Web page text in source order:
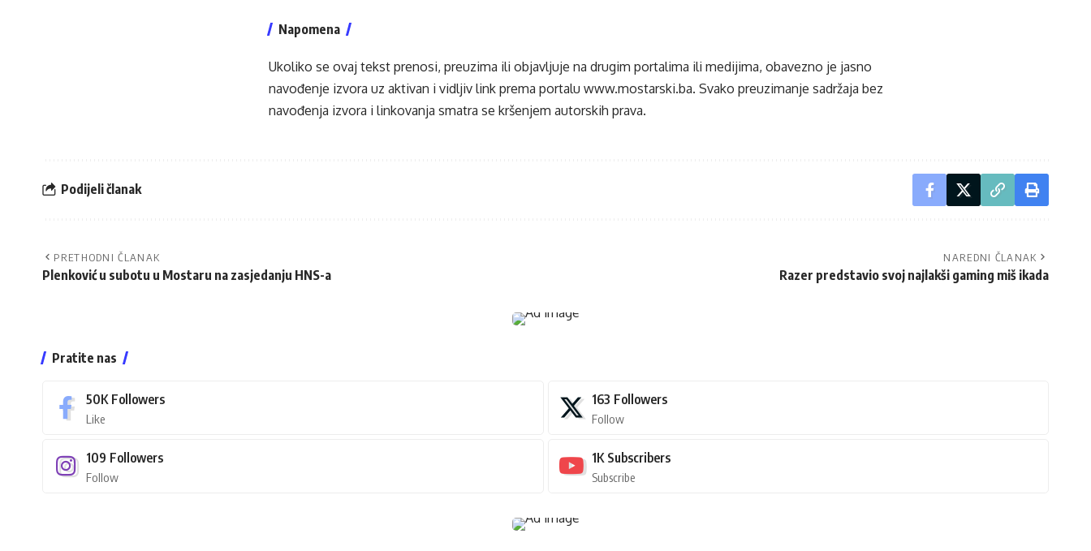
Napomena
Ukoliko se ovaj tekst prenosi, preuzima ili objavljuje na drugim portalima ili medijima, obavezno je jasno
navođenje izvora uz aktivan i vidljiv link prema portalu www.mostarski.ba. Svako preuzimanje sadržaja bez
navođenja izvora i linkovanja smatra se kršenjem autorskih prava.
Podijeli članak
PRETHODNI ČLANAK
Plenković u subotu u Mostaru na zasjedanju HNS-a
NAREDNI ČLANAK
Razer predstavio svoj najlakši gaming miš ikada
Pratite nas
50K Followers
Like
163 Followers
Follow
109 Followers
Follow
1K Subscribers
Subscribe